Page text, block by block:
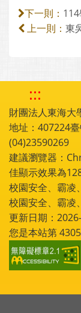
下一則：
上一則： 東
:::
財團法人東海大
地址：407224
(04)23590269
建議瀏覽器：
佳顯示效果為
校園安全、霸凌
校園安全、霸
更新日期：
您是本站第